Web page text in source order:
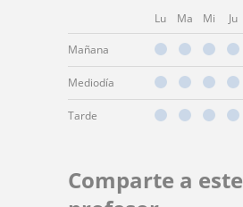
Lu Ma Mi Ju
Mañana
Mediodía
Tarde
Comparte a este